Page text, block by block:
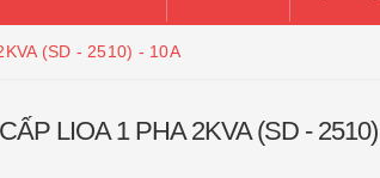
(SD - 2510) - 10A
LIOA 1 PHA 2KVA (SD -